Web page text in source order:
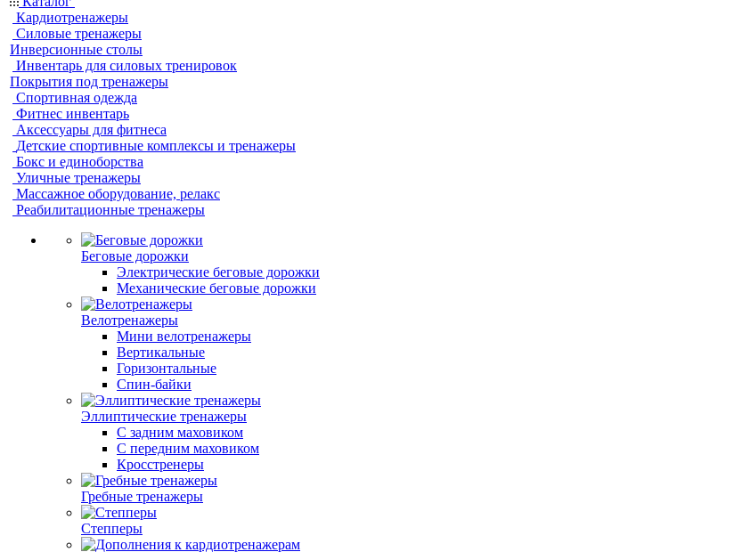
Кардиотренажеры
Силовые тренажеры
Инверсионные столы
Инвентарь для силовых тренировок
Покрытия под тренажеры
Спортивная одежда
Фитнес инвентарь
Аксессуары для фитнеса
Детские спортивные комплексы и тренажеры
Бокс и единоборства
Уличные тренажеры
Массажное оборудование, релакс
Реабилитационные тренажеры
Беговые дорожки
Электрические беговые дорожки
Механические беговые дорожки
Велотренажеры
Мини велотренажеры
Вертикальные
Горизонтальные
Спин-байки
Эллиптические тренажеры
С задним маховиком
С передним маховиком
Кросстренеры
Гребные тренажеры
Степперы